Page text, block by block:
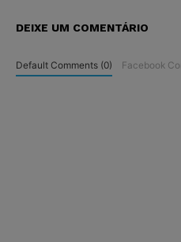
DEIXE UM COMENTÁRIO
Default Comments (0) Facebook